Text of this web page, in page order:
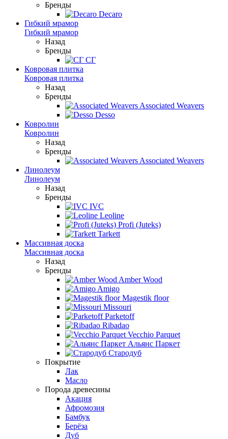
Бренды
Decaro
Гибкий мрамор
Гибкий мрамор
Назад
Бренды
СГ
Ковровая плитка
Ковровая плитка
Назад
Бренды
Associated Weavers
Desso
Ковролин
Ковролин
Назад
Бренды
Associated Weavers
Линолеум
Линолеум
Назад
Бренды
IVC
Leoline
Profi (Juteks)
Tarkett
Массивная доска
Массивная доска
Назад
Бренды
Amber Wood
Amigo
Magestik floor
Missouri
Parketoff
Ribadao
Vecchio Parquet
Альянс Паркет
Стародуб
Покрытие
Лак
Масло
Порода древесины
Акация
Афромозия
Бамбук
Берёза
Дуб